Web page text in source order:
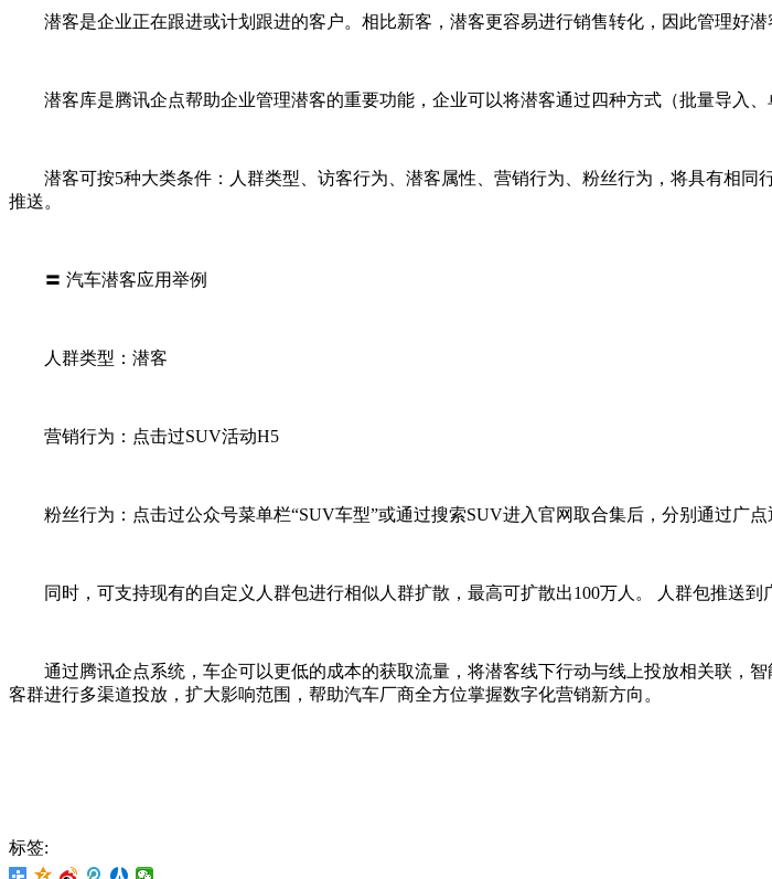
潜客是企业正在跟进或计划跟进的客户。相比新客，潜客更容易进行销售转化，因此管理好潜
潜客库是腾讯企点帮助企业管理潜客的重要功能，企业可以将潜客通过四种方式（批量导入、
潜客可按5种大类条件：人群类型、访客行为、潜客属性、营销行为、粉丝行为，将具有相同
推送。
〓 汽车潜客应用举例
人群类型：潜客
营销行为：点击过SUV活动H5
粉丝行为：点击过公众号菜单栏“SUV车型”或通过搜索SUV进入官网取合集后，分别通过广点
同时，可支持现有的自定义人群包进行相似人群扩散，最高可扩散出100万人。 人群包推送到
通过腾讯企点系统，车企可以更低的成本的获取流量，将潜客线下行动与线上投放相关联，
客群进行多渠道投放，扩大影响范围，帮助汽车厂商全方位掌握数字化营销新方向。
标签: